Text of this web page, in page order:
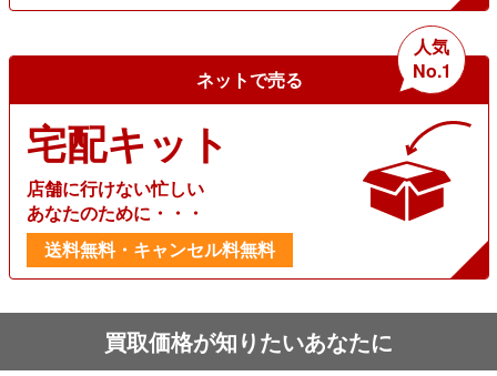
ネットで売る
人気
No.1
宅配キット
店舗に行けない忙しい
あなたのために・・・
送料無料・キャンセル料無料
買取価格が知りたいあなたに